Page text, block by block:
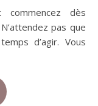
dès
pas que
d’agir. Vous